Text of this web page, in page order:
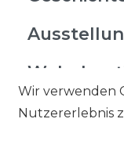
Unsere
Wir verwenden
Nutzererlebnis